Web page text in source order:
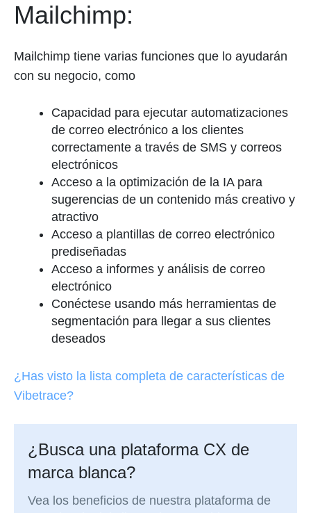
Mailchimp:
Mailchimp tiene varias funciones que lo ayudarán
con su negocio, como
Capacidad para ejecutar automatizaciones
de correo electrónico a los clientes
correctamente a través de SMS y correos
electrónicos
Acceso a la optimización de la IA para
sugerencias de un contenido más creativo y
atractivo
Acceso a plantillas de correo electrónico
prediseñadas
Acceso a informes y análisis de correo
electrónico
Conéctese usando más herramientas de
segmentación para llegar a sus clientes
deseados
¿Has visto la lista completa de características de
Vibetrace?
¿Busca una plataforma CX de
marca blanca?
Vea los beneficios de nuestra plataforma de